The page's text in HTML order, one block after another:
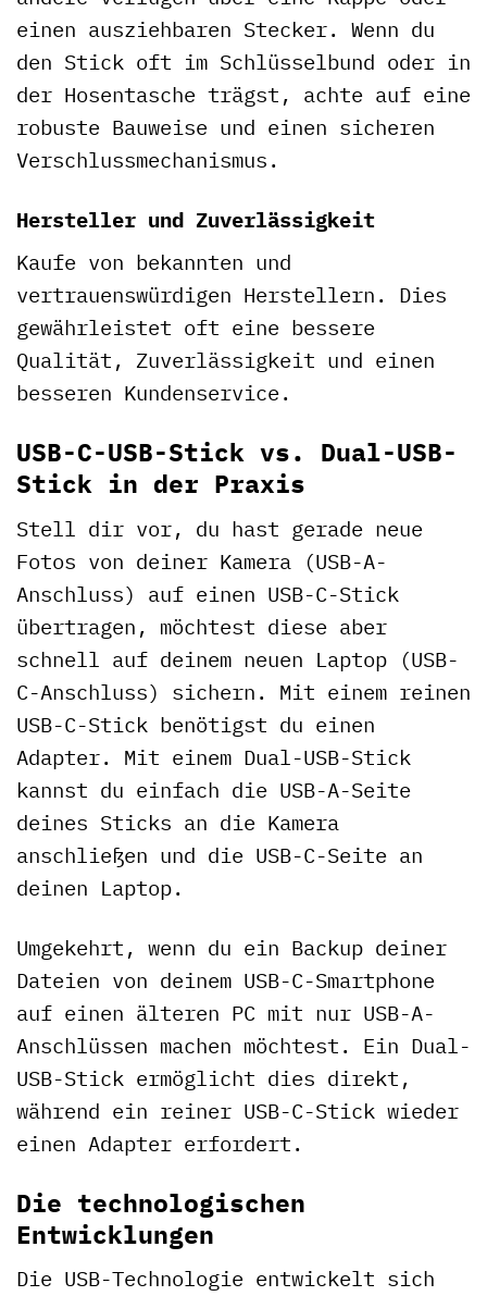
einen ausziehbaren Stecker. Wenn du
den Stick oft im Schlüsselbund oder in
der Hosentasche trägst, achte auf eine
robuste Bauweise und einen sicheren
Verschlussmechanismus.
Hersteller und Zuverlässigkeit
Kaufe von bekannten und
vertrauenswürdigen Herstellern. Dies
gewährleistet oft eine bessere
Qualität, Zuverlässigkeit und einen
besseren Kundenservice.
USB-C-USB-Stick vs. Dual-USB-
Stick in der Praxis
Stell dir vor, du hast gerade neue
Fotos von deiner Kamera (USB-A-
Anschluss) auf einen USB-C-Stick
übertragen, möchtest diese aber
schnell auf deinem neuen Laptop (USB-
C-Anschluss) sichern. Mit einem reinen
USB-C-Stick benötigst du einen
Adapter. Mit einem Dual-USB-Stick
kannst du einfach die USB-A-Seite
deines Sticks an die Kamera
anschließen und die USB-C-Seite an
deinen Laptop.
Umgekehrt, wenn du ein Backup deiner
Dateien von deinem USB-C-Smartphone
auf einen älteren PC mit nur USB-A-
Anschlüssen machen möchtest. Ein Dual-
USB-Stick ermöglicht dies direkt,
während ein reiner USB-C-Stick wieder
einen Adapter erfordert.
Die technologischen
Entwicklungen
Die USB-Technologie entwickelt sich